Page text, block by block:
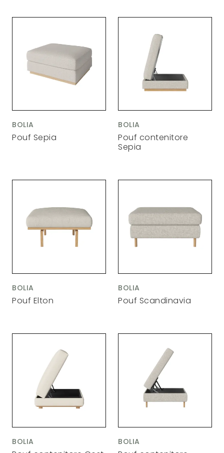
BOLIA
Pouf Sepia
BOLIA
Pouf contenitore
Sepia
BOLIA
Pouf Elton
BOLIA
Pouf Scandinavia
BOLIA BOLIA